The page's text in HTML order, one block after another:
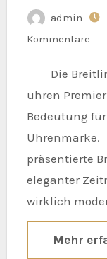
admin
Kommentare
Die Breitling vertrauenswürdige replica
uhren
Bedeutung
präsentierte
eleganter
wirklich
Mehr